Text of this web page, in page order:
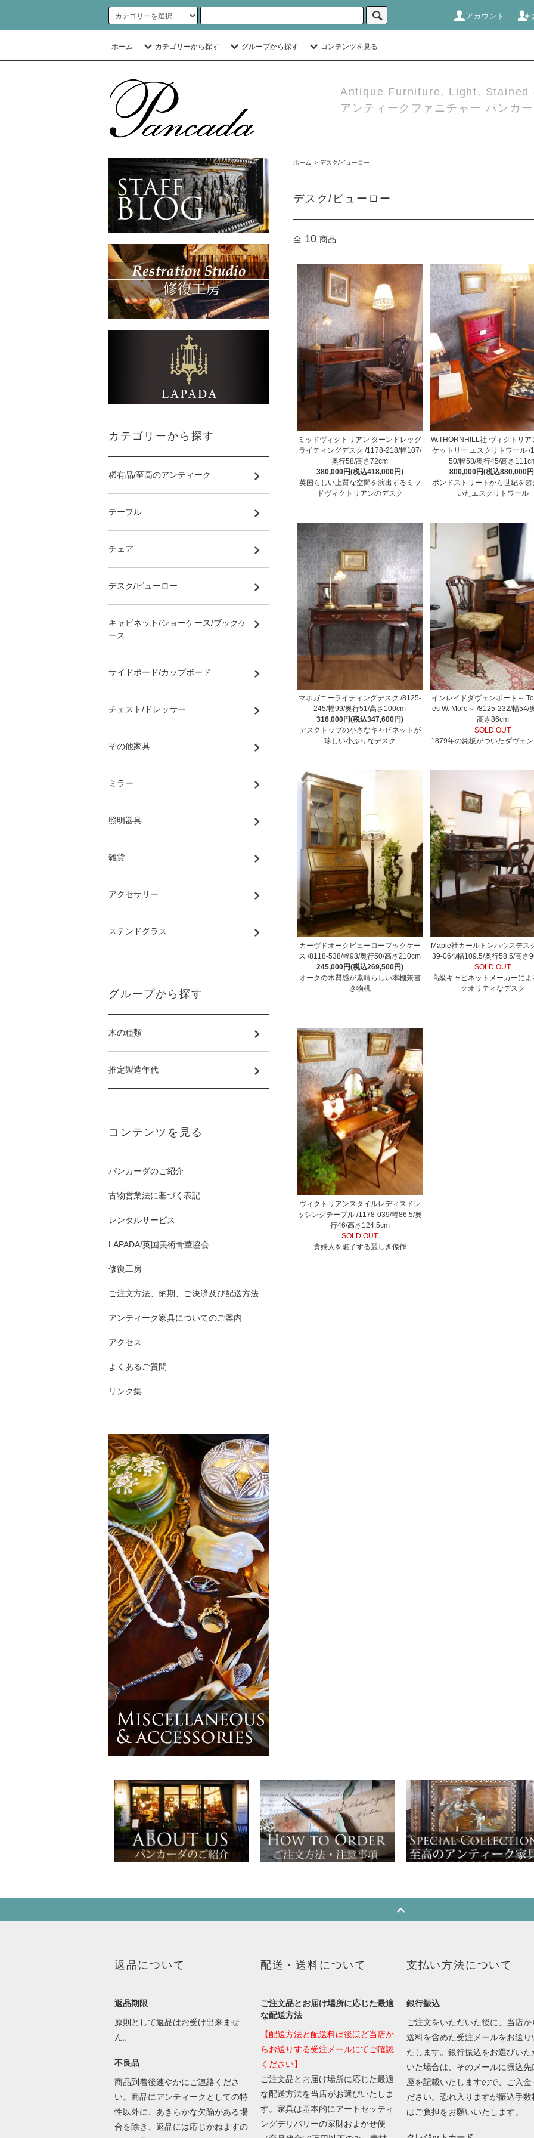
アカウント
ホーム カテゴリーから探す グループから探す コンテンツを見る
Antique Furniture, Light, Stained
アンティークファニチャー パンカ
ホーム > デスク/ビューロー
デスク/ビューロー
全 10 商品
ミッドヴィクトリアン ターンドレッグ
ライティングデスク /1178-218/幅107/
奥行58/高さ72cm
380,000円(税込418,000円)
英国らしい上質な空間を演出するミッ
ドヴィクトリアンのデスク
W.THORNHILL社 ヴィクトリア
ケットリー エスクリトワール /
50/幅58/奥行45/高さ
800,000円(税込880,000
ボンドストリートから世紀を超
いたエスクリトワール
マホガニーライティングデスク /8125-
245/幅99/奥行51/高さ100cm
316,000円(税込347,600円)
デスクトップの小さなキャビネットが
珍しい小ぶりなデスク
インレイドダヴェンポート～
es W. More～ /8125-232/幅54/
高さ86cm
SOLD OUT
1879年の銘板がついたダヴェン
カーヴドオークビューローブックケー
ス /8118-538/幅93/奥行50/高さ210cm
245,000円(税込269,500円)
オークの木質感が素晴らしい本棚兼書
き物机
Maple社カールトンハウスデ
39-064/幅109.5/奥行58.5/高さ
SOLD OUT
高級キャビネットメーカーによ
クオリティなデスク
ヴィクトリアンスタイルレディスドレ
ッシングテーブル /1178-039/幅86.5/奥
行46/高さ124.5cm
SOLD OUT
貴婦人を魅了する麗しき傑作
カテゴリーから探す
稀有品/至高のアンティーク
テーブル
チェア
デスク/ビューロー
キャビネット/ショーケース/ブックケ
ース
サイドボード/カップボード
チェスト/ドレッサー
その他家具
ミラー
照明器具
雑貨
アクセサリー
ステンドグラス
グループから探す
木の種類
推定製造年代
コンテンツを見る
パンカーダのご紹介
古物営業法に基づく表記
レンタルサービス
LAPADA/英国美術骨董協会
修復工房
ご注文方法、納期、ご決済及び配送方法
アンティーク家具についてのご案内
アクセス
よくあるご質問
リンク集
返品について
返品期限
原則として返品はお受け出来ませ
ん。
不良品
商品到着後速やかにご連絡くださ
い。商品にアンティークとしての特
性以外に、あきらかな欠陥がある場
合を除き、返品には応じかねますの
配送・送料について
ご注文品とお届け場所に応じた最適
な配送方法
【配送方法と配送料は後ほど当店か
らお送りする受注メールにてご確認
ください】
ご注文品とお届け場所に応じた最適
な配送方法を当店がお選びいたしま
す。家具は基本的にアートセッティ
ングデリバリーの家財おまかせ便
支払い方法について
銀行振込
ご注文をいただいた後に、当店か
送料を含めた受注メールをお送り
たします。銀行振込をお選びいた
いた場合は、そのメールに振込先
座を記載いたしますので、ご入金
ださい。恐れ入りますが振込手数
はご負担をお願いいたします。